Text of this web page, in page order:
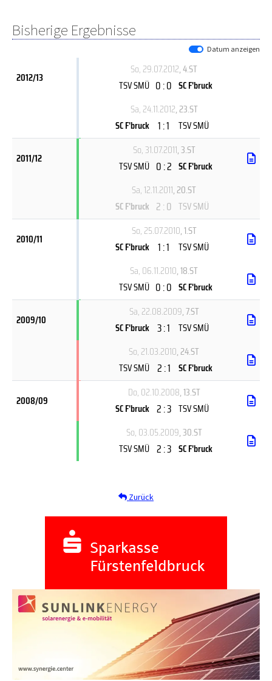
Bisherige Ergebnisse
Datum anzeigen
2012/13
So, 29.07.2012, 4.ST
TSV SMÜ 0 : 0 SC F'bruck
Sa, 24.11.2012, 23.ST
SC F'bruck 1 : 1 TSV SMÜ
2011/12
So, 31.07.2011, 3.ST
TSV SMÜ 0 : 2 SC F'bruck
Sa, 12.11.2011, 20.ST
SC F'bruck 2 : 0 TSV SMÜ
2010/11
So, 25.07.2010, 1.ST
SC F'bruck 1 : 1
TSV SMÜ
Sa, 06.11.2010, 18.ST
TSV SMÜ 0 : 0 SC F'bruck
2009/10
Sa, 22.08.2009, 7.ST
SC F'bruck 3 : 1 TSV SMÜ
So, 21.03.2010, 24.ST
TSV SMÜ 2 : 1 SC F'bruck
2008/09
Do, 02.10.2008, 13.ST
SC F'bruck 2 : 3 TSV SMÜ
So, 03.05.2009, 30.ST
TSV SMÜ 2 : 3 SC F'bruck
Zurück